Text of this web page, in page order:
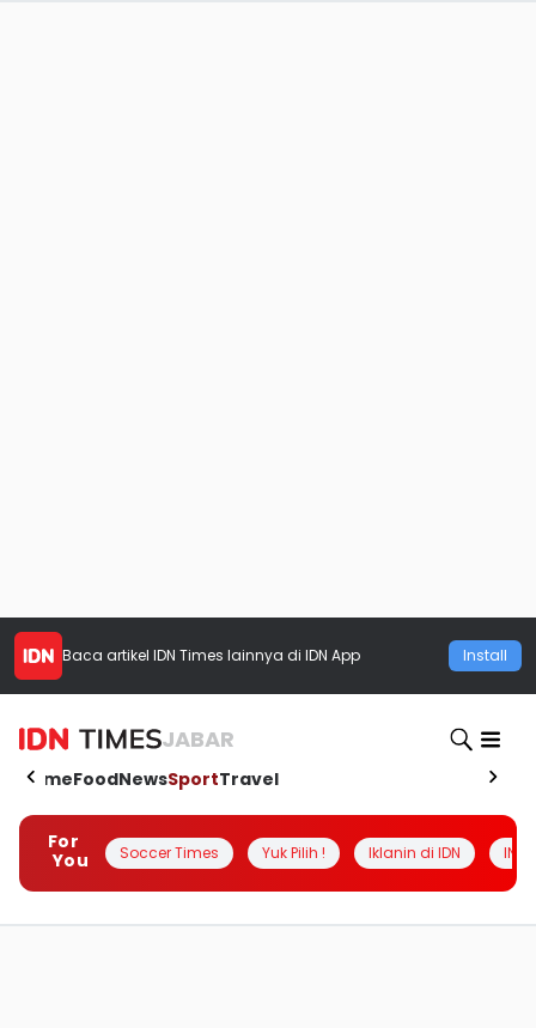
Baca artikel IDN Times lainnya di IDN App Install
JABAR
HomeFoodNewsSportTravel
For
You
Soccer Times Yuk Pilih ! Iklanin di IDN